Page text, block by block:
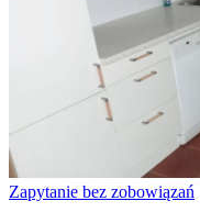
Zapytanie bez zobowiązań